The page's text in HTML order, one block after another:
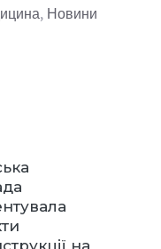
, Новини
на